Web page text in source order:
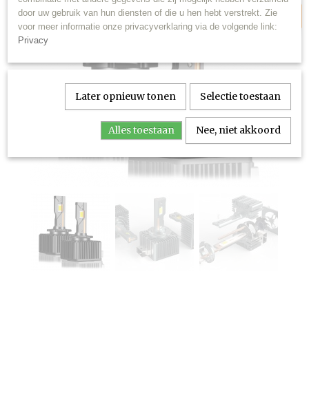
door uw gebruik van hun diensten of die u hen hebt verstrekt. Zie
voor meer informatie onze privacyverklaring via de volgende link:
Privacy
Later opnieuw tonen Selectie toestaan
Alles toestaan Nee, niet akkoord